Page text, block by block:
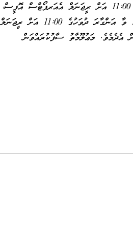
ސަޕްލައިކޮށްދިނުމަށް ބޭނުންވެލައްވާ ފަރާތްތަކުުން 2 ސެޕްޓެންބަރު 2014 ( އަންގާރަ ) ދުވަހުގެ 11:00 އަށް ރީޖަނަލް އެއަރޕޯޓްސް އޮފީސް،
ވެލާނާގޭގެ 11 ވަނަ ފަންގިފިލާއަށް ވަޑައިގެން މަޢުލޫމާތު ސާފުކުރައްވައި، 10 ސެޕްޓެންބަރު 2014 ވާ އަންގާރަ ދުވަހުގެ 11:00 އަށް ރީޖަނަލް
އެދެމެވެ. މަޢުލޫމާތު ސާފުކުރައްވަން